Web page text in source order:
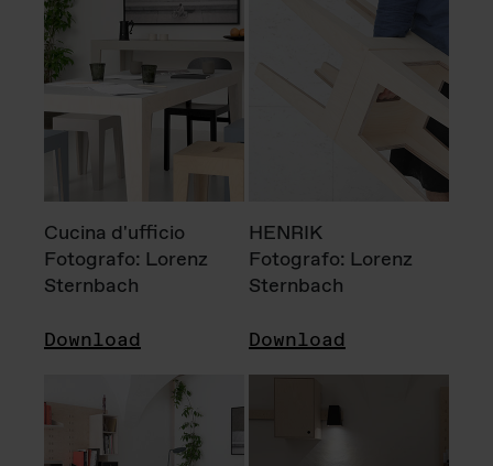
Cucina d'ufficio
Fotografo: Lorenz
Sternbach
Download
HENRIK
Fotografo: Lorenz
Sternbach
Download